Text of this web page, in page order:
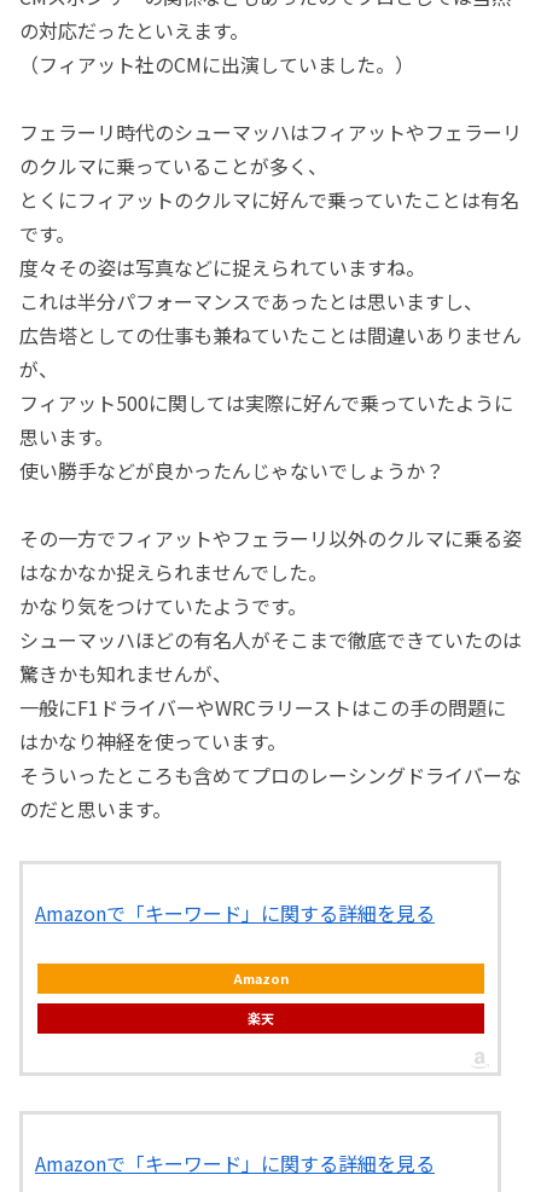
の対応だったといえます。
（フィアット社のCMに出演していました。）
フェラーリ時代のシューマッハはフィアットやフェラーリ
のクルマに乗っていることが多く、
とくにフィアットのクルマに好んで乗っていたことは有名
です。
度々その姿は写真などに捉えられていますね。
これは半分パフォーマンスであったとは思いますし、
広告塔としての仕事も兼ねていたことは間違いありません
が、
フィアット500に関しては実際に好んで乗っていたように
思います。
使い勝手などが良かったんじゃないでしょうか？
その一方でフィアットやフェラーリ以外のクルマに乗る姿
はなかなか捉えられませんでした。
かなり気をつけていたようです。
シューマッハほどの有名人がそこまで徹底できていたのは
驚きかも知れませんが、
一般にF1ドライバーやWRCラリーストはこの手の問題に
はかなり神経を使っています。
そういったところも含めてプロのレーシングドライバーな
のだと思います。
Amazonで「キーワード」に関する詳細を見る
Amazon
楽天
Amazonで「キーワード」に関する詳細を見る